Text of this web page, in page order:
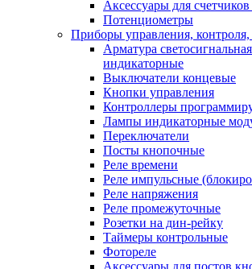
Аксессуары для
Потенциометры
Приборы управления, контроля,
Арматура
индикаторные
Выключатели концевые
Кнопки управления
Контроллеры
Лампы индикаторные
Переключатели
Посты кнопочные
Реле времени
Реле импульсные
Реле напряжения
Реле промежуточные
Розетки на дин-рейку
Таймеры контрольные
Фотореле
Аксессуары для постов